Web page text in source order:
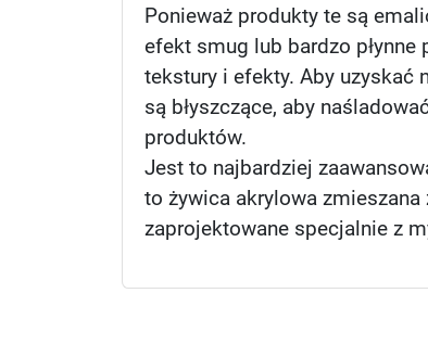
Ponieważ produkty te są
efekt smug lub bardzo
tekstury i efekty. Aby uzyskać
są błyszczące, aby
produktów.
Jest to najbardziej
to żywica akrylowa zmieszana
zaprojektowane specjalnie z